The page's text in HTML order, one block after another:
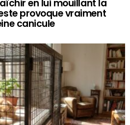
en lui mouillant la
provoque vraiment
canicule